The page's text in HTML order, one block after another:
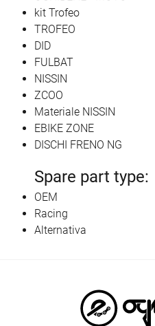
kit Trofeo
TROFEO
DID
FULBAT
NISSIN
ZCOO
Materiale NISSIN
EBIKE ZONE
DISCHI FRENO NG
Spare part type:
OEM
Racing
Alternativa